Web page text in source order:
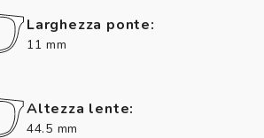
Larghezza ponte:
11 mm
Altezza lente:
44.5 mm